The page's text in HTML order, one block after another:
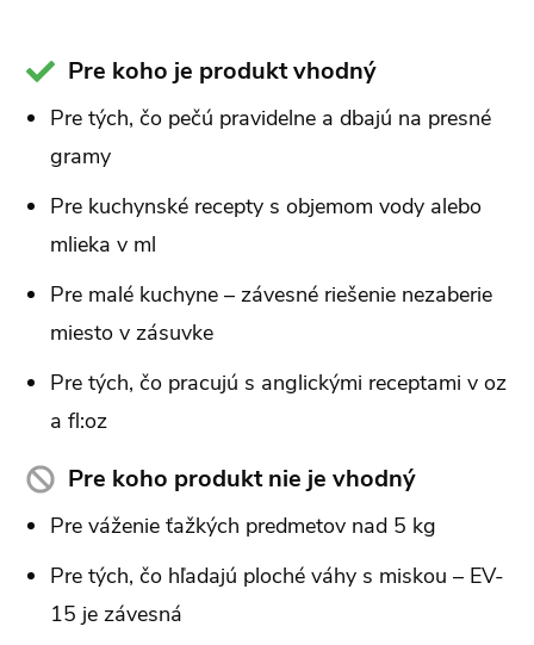
Pre koho je produkt vhodný
Pre tých, čo pečú pravidelne a dbajú na presné
gramy
Pre kuchynské recepty s objemom vody alebo
mlieka v ml
Pre malé kuchyne – závesné riešenie nezaberie
miesto v zásuvke
Pre tých, čo pracujú s anglickými receptami v oz
a fl:oz
Pre koho produkt nie je vhodný
Pre váženie ťažkých predmetov nad 5 kg
Pre tých, čo hľadajú ploché váhy s miskou – EV-
15 je závesná